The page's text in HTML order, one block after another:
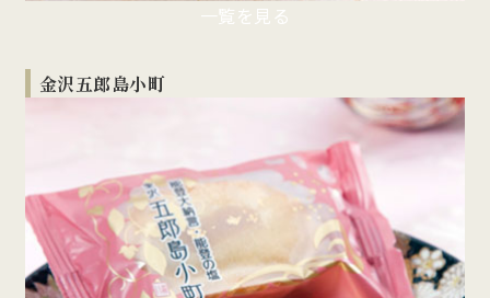
一覧を見る
金沢五郎島小町